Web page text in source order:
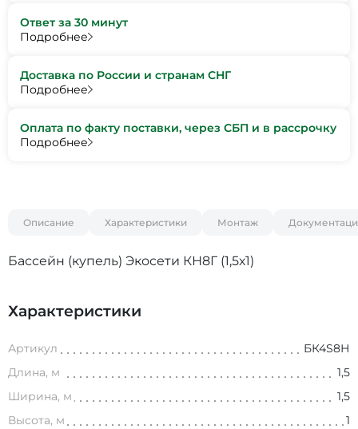
Ответ за 30 минут
Подробнее
Доставка по России и странам СНГ
Подробнее
Оплата по факту поставки, через СБП и в рассрочку
Подробнее
Описание Характеристики Монтаж
Бассейн (купель) Экосети КН8Г (1,5х1)
Характеристики
Артикул
БК4S8Н
Длина, м
1,5
Ширина, м
1,5
Высота, м
1